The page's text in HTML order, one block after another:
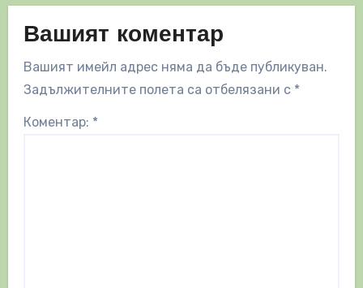
Вашият коментар
Вашият имейл адрес няма да бъде публикуван.
Задължителните полета са отбелязани с *
Коментар: *